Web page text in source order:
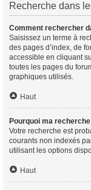
Recherche dans
Comment rechercher
Saisissez un terme à
des pages d’index, de
accessible en cliquant
toutes les pages du
graphiques utilisés.
Haut
Pourquoi ma
Votre recherche est
courants non indexés
utilisant les options
Haut